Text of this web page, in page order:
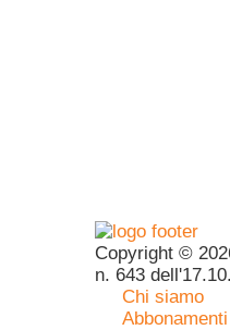
Copyright ©
n. 643
Chi siamo
Abbonamenti